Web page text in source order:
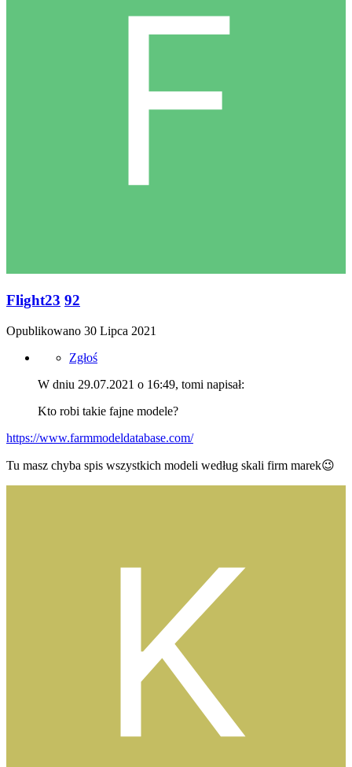
Flight23 92
Opublikowano 30 Lipca 2021
Zgłoś
W dniu 29.07.2021 o 16:49, tomi napisał:
Kto robi takie fajne modele?
https://www.farmmodeldatabase.com/
Tu masz chyba spis wszystkich modeli według skali firm marek😉